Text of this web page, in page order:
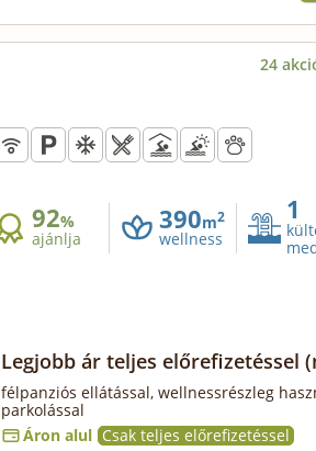
24
92%
ajánlja
390m2
wellness
1
Legjobb ár teljes előrefizetéssel
félpanziós ellátással, wellnessrészleg
parkolással
Áron alul Csak teljes előrefizetéssel